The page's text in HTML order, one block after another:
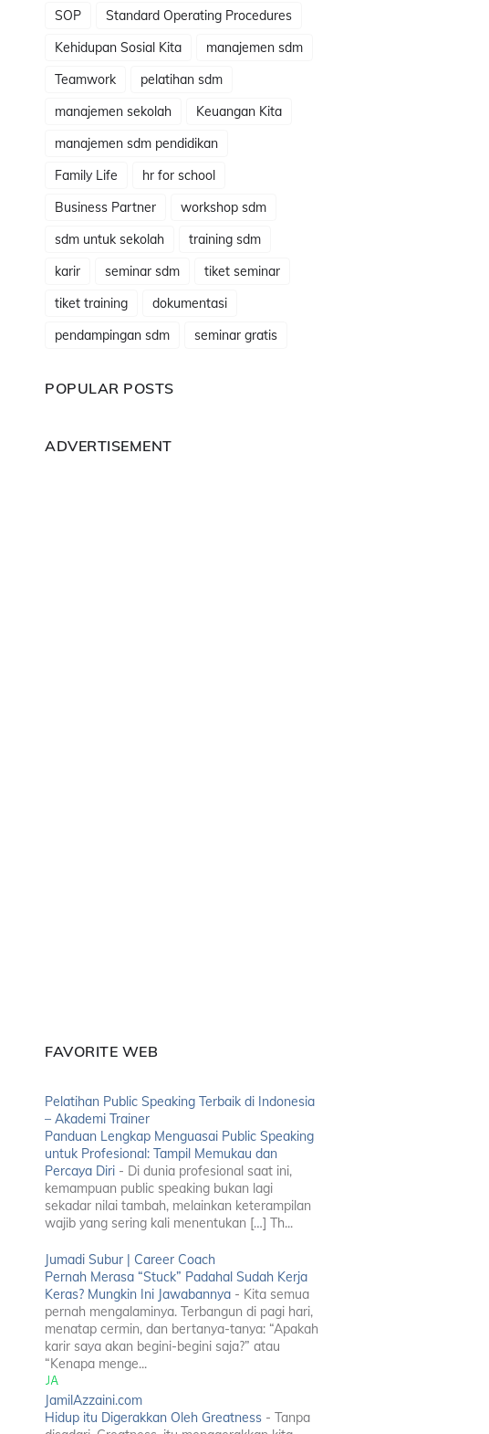
SOP
Standard Operating Procedures
Kehidupan Sosial Kita
manajemen sdm
Teamwork
pelatihan sdm
manajemen sekolah
Keuangan Kita
manajemen sdm pendidikan
Family Life
hr for school
Business Partner
workshop sdm
sdm untuk sekolah
training sdm
karir
seminar sdm
tiket seminar
tiket training
dokumentasi
pendampingan sdm
seminar gratis
POPULAR POSTS
ADVERTISEMENT
FAVORITE WEB
Pelatihan Public Speaking Terbaik di Indonesia
– Akademi Trainer
Panduan Lengkap Menguasai Public Speaking
untuk Profesional: Tampil Memukau dan
Percaya Diri - Di dunia profesional saat ini,
kemampuan public speaking bukan lagi
sekadar nilai tambah, melainkan keterampilan
wajib yang sering kali menentukan […] Th...
Jumadi Subur | Career Coach
Pernah Merasa “Stuck” Padahal Sudah Kerja
Keras? Mungkin Ini Jawabannya - Kita semua
pernah mengalaminya. Terbangun di pagi hari,
menatap cermin, dan bertanya-tanya: “Apakah
karir saya akan begini-begini saja?” atau
“Kenapa menge...
JamilAzzaini.com
Hidup itu Digerakkan Oleh Greatness - Tanpa